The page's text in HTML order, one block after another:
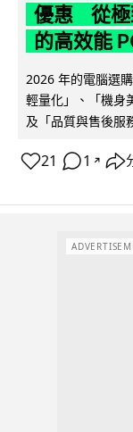
優惠 從極
的高效能
2026 年的電腦選
輕量化」、「機身
及「品質與售後服
21 1 ↗